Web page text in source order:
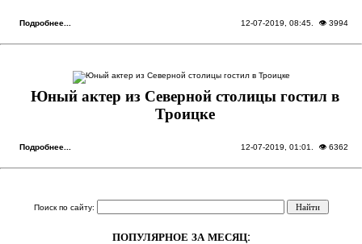
Подробнее... 12-07-2019, 08:45. 👁 3994
Юный актер из Северной столицы гостил в
Троицке
Подробнее... 12-07-2019, 01:01 . 👁 6362
Поиск по сайту:
ПОПУЛЯРНОЕ ЗА МЕСЯЦ: